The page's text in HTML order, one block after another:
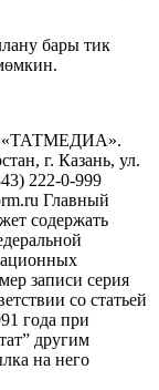
бары тик
«ТАТМЕДИА».
г. Казань, ул.
222-0-999
Главный
содержать
записи серия
со статьей
года при
другим
на него